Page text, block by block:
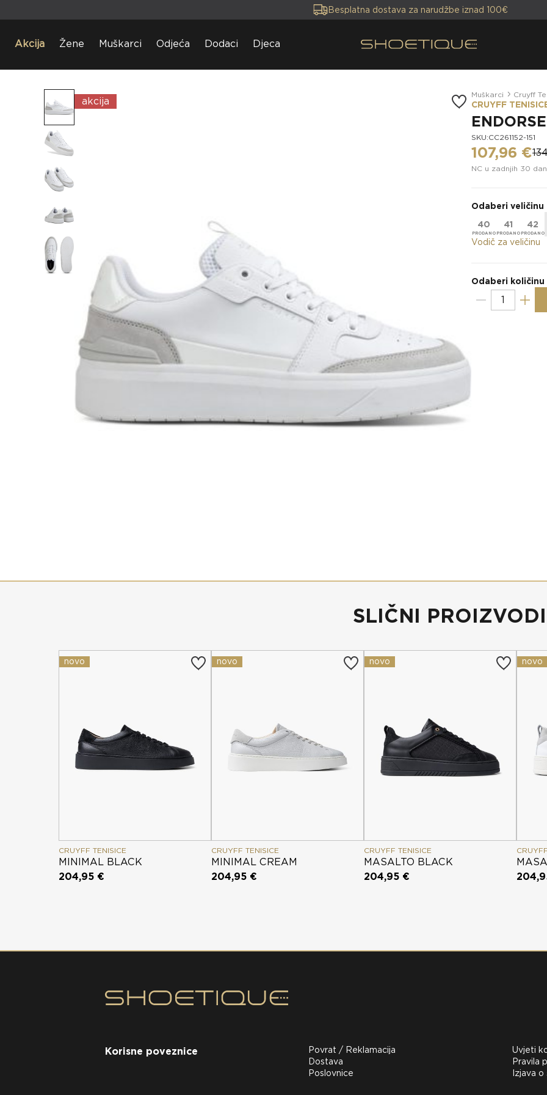
Besplatna dostava za narudžbe iznad 100€
Akcija Žene Muškarci Odjeća Dodaci Djeca
akcija
Muškarci Cruyff
CRUYFF
SKU:CC261152-151
107,96 €
NC u zadnjih 30
Odaberi veličinu
40
41
42
Vodič za veličinu
Odaberi količinu
SLIČNI PROIZVODI
novo
CRUYFF TENISICE
MINIMAL BLACK
204,95 €
novo
CRUYFF TENISICE
MINIMAL CREAM
204,95 €
novo
CRUYFF TENISICE
MASALTO BLACK
204,95 €
novo
Korisne poveznice
Povrat / Reklamacija
Dostava
Poslovnice
Uvjeti
Pravila
Izjava